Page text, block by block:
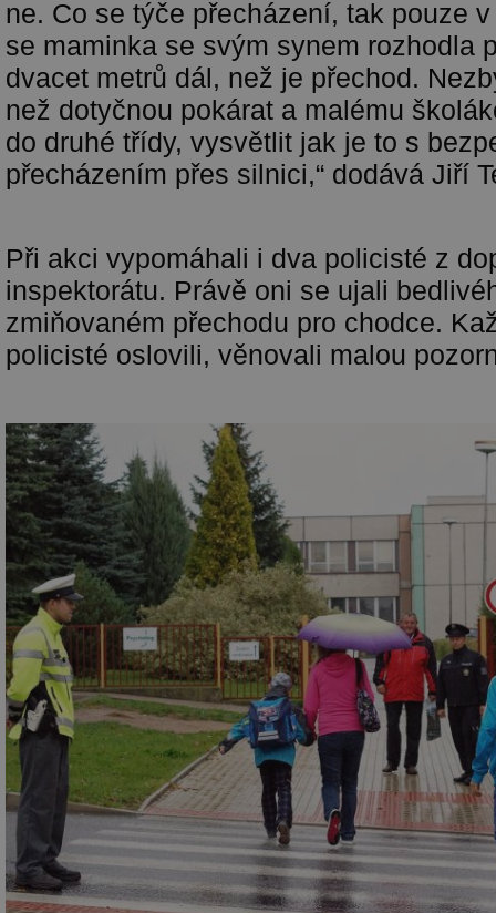
ne. Co se týče přecházení, tak pouze
se maminka se svým synem rozhodla
dvacet metrů dál, než je přechod.
než dotyčnou pokárat a malému
do druhé třídy, vysvětlit jak je to s
přecházením přes silnici,“ dodává Jiří
Při akci vypomáhali i dva policisté z
inspektorátu. Právě oni se ujali
zmiňovaném přechodu pro chodce.
policisté oslovili, věnovali malou